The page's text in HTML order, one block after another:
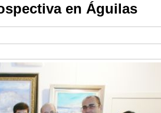
en Águilas